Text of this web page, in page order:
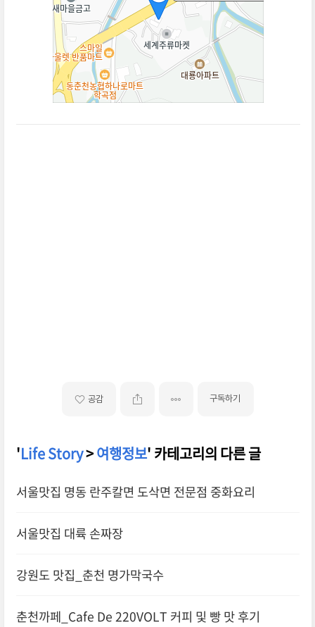
공감 구독하기
'Life Story>여행정보' 카테고리의 다른 글
서울맛집 명동 란주칼면 도삭면 전문점 중화요리
서울맛집 대륙 손짜장
강원도 맛집_춘천 명가막국수
춘천까페_Cafe De 220VOLT 커피 및 빵 맛 후기